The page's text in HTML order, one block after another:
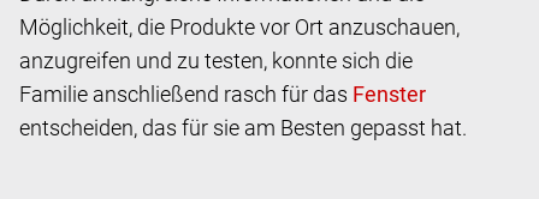
Möglichkeit, die Produkte vor Ort anzuschauen,
anzugreifen und zu testen, konnte sich die
Familie anschließend rasch für das
entscheiden, das für sie am Besten gepasst hat.